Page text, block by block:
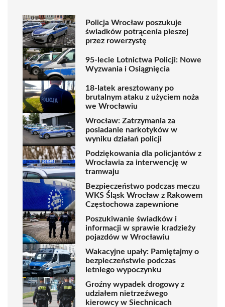
Policja Wrocław poszukuje
świadków potrącenia pieszej
przez rowerzystę
95-lecie Lotnictwa Policji: Nowe
Wyzwania i Osiągnięcia
18-latek aresztowany po
brutalnym ataku z użyciem noża
we Wrocławiu
Wrocław: Zatrzymania za
posiadanie narkotyków w
wyniku działań policji
Podziękowania dla policjantów z
Wrocławia za interwencję w
tramwaju
Bezpieczeństwo podczas meczu
WKS Śląsk Wrocław z Rakowem
Częstochowa zapewnione
Poszukiwanie świadków i
informacji w sprawie kradzieży
pojazdów w Wrocławiu
Wakacyjne upały: Pamiętajmy o
bezpieczeństwie podczas
letniego wypoczynku
Groźny wypadek drogowy z
udziałem nietrzeźwego
kierowcy w Siechnicach